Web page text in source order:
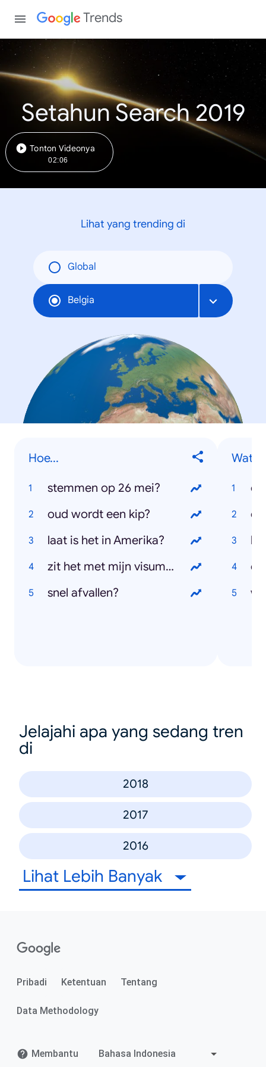
Trends
Setahun Search 2019
Tonton Videonya
02:06
Lihat yang trending di
Global
Belgia
Hoe...
stemmen op 26 mei?
oud wordt een kip?
laat is het in Amerika?
zit het met mijn visumaanvraag?
snel afvallen?
Wat
er
Jelajahi apa yang sedang tren
di
2018
2017
2016
Lihat Lebih Banyak
Pribadi Ketentuan Tentang
Data Methodology
Membantu